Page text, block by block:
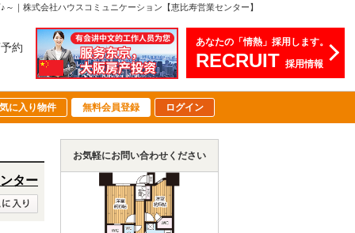
｜株式会社ハウスコミュニケーション【恵比寿営業センター】
約 あなたの「情熱」採用します。
RECRUIT 採用情報
に入り物件 無料会員登録 ログイン
ター
お気軽にお問い合わせください